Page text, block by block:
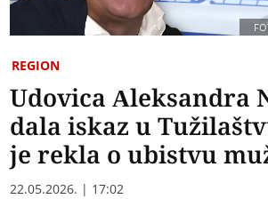
REGION
Udovica Aleksandra
dala iskaz u
je rekla o ubistvu
22.05.2026. | 17:02